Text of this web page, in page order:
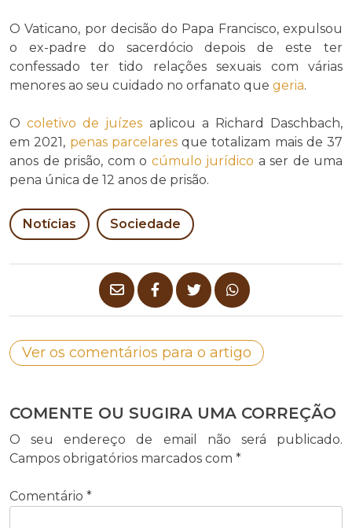
O Vaticano, por decisão do Papa Francisco, expulsou
o ex-padre do sacerdócio depois de este ter
confessado ter tido relações sexuais com várias
menores ao seu cuidado no orfanato que geria.
Ocoletivo de juízes aplicou a Richard Daschbach,
em 2021, penas parcelaresque totalizam mais de 37
anos de prisão, com o cúmulo jurídico a ser de uma
pena única de 12 anos de prisão.
Notícias Sociedade
Ver os comentários para o artigo
COMENTE OU SUGIRA UMA CORREÇÃO
O seu endereço de email não será publicado.
Campos obrigatórios marcados com *
Comentário *